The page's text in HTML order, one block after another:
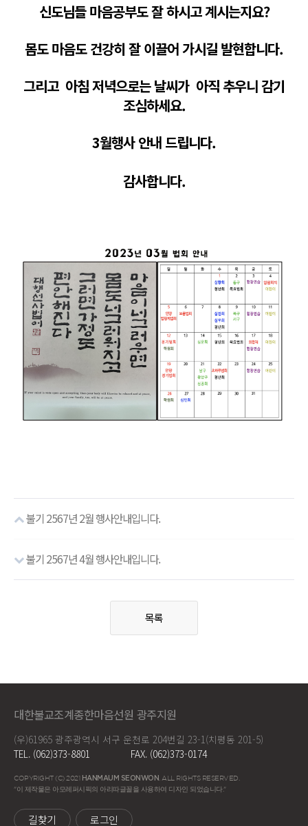
신도님들 마음공부도 잘 하시고 계시는지요?
몸도 마음도 건강히 잘 이끌어 가시길 발현합니다.
그리고 아침 저녁으로는 날씨가 아직 추우니 감기
조심하세요.
3월행사 안내 드립니다.
감사합니다.
불기 2567년 2월 행사안내입니다.
불기 2567년 4월 행사안내입니다.
목록
대한불교조계종한마음선원 광주지원
(우)61965 광주광역시 서구 운천로 204번길 23-1(치평동 201-5)
TEL. (062)373-8801
FAX. (062)373-0174
COPYRIGHT (C) 2021 HANMAUM SEONWON. ALL RIGHTS RESERVED.
"이 제작물은 아모레퍼시픽의 아리따글꼴을 사용하여 디자인 되었습니다."
길찾기 로그인